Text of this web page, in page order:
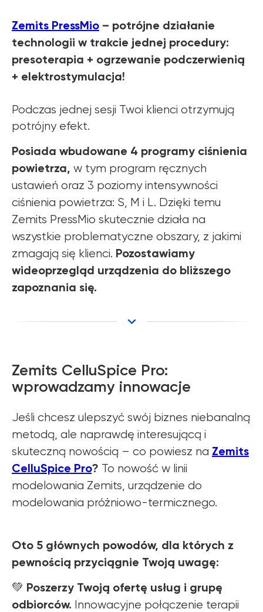
Zemits PressMio – potrójne działanie
technologii w trakcie jednej procedury:
presoterapia + ogrzewanie podczerwienią
+ elektrostymulacja!
Podczas jednej sesji Twoi klienci otrzymują
potrójny efekt.
Posiada wbudowane 4 programy ciśnienia
powietrza, w tym program ręcznych
ustawień oraz 3 poziomy intensywności
ciśnienia powietrza: S, M i L. Dzięki temu
Zemits PressMio skutecznie działa na
wszystkie problematyczne obszary, z jakimi
zmagają się klienci. Pozostawiamy
wideoprzegląd urządzenia do bliższego
zapoznania się.
Zemits CelluSpice Pro:
wprowadzamy innowacje
Jeśli chcesz ulepszyć swój biznes niebanalną
metodą, ale naprawdę interesującą i
skuteczną nowością – co powiesz na Zemits
CelluSpice Pro? To nowość w linii
modelowania Zemits, urządzenie do
modelowania próżniowo-termicznego.
Oto 5 głównych powodów, dla których z
pewnością przyciągnie Twoją uwagę:
💚 Poszerzy Twoją ofertę usług i grupę
odbiorców. Innowacyjne połączenie terapii